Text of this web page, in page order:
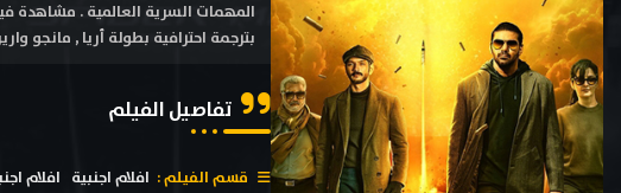
بترجمة احترافية بطولة أريا , مانجو
تفاصيل الفيلم
قسم الفيلم : افلام اجنبية افلام